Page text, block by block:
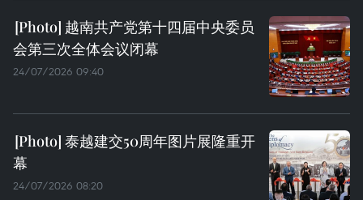
越南共产党第十四届中央委员
会第三次全体会议闭幕
24/07/2026 09:40
泰越建交50周年图片展隆重开
幕
24/07/2026 08:20